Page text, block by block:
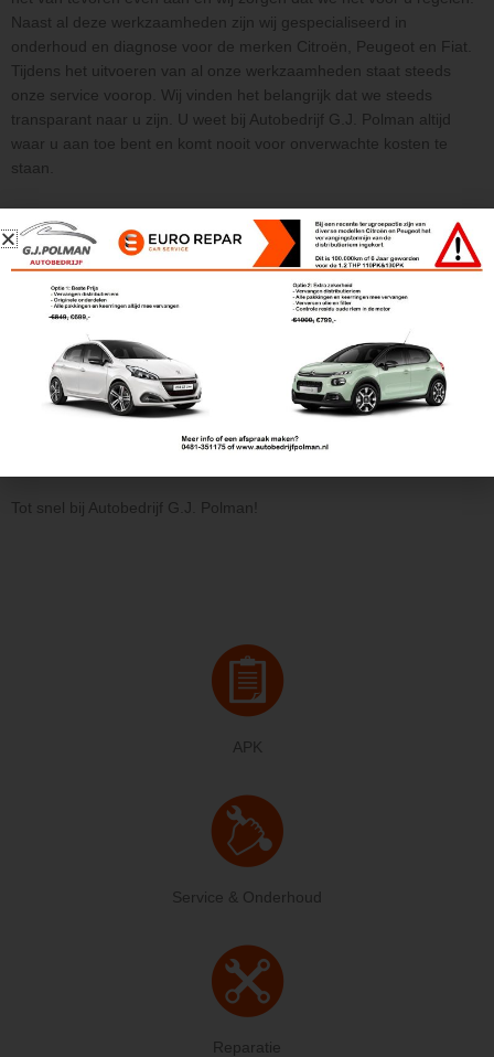
Naast al deze werkzaamheden zijn wij gespecialiseerd in
onderhoud en diagnose voor de merken Citroën, Peugeot en Fiat.
Tijdens het uitvoeren van al onze werkzaamheden staat steeds
onze service voorop. Wij vinden het belangrijk dat we steeds
transparant naar u zijn. U weet bij Autobedrijf G.J. Polman altijd
waar u aan toe bent en komt nooit voor onverwachte kosten te
staan.
De eigenaar van Garagebedrijf G.J. Polman is Gert-Jan, die in
2007 de garage overnam van zijn vader. Gert-Jan zorgt voor de in-
en verkoop in het bedrijf, maar is ook regelmatig in zijn overall in de
werkplaats te vinden.
In de werkplaats werkt hij samen met Roy en Lejon. Roy is
technisch specialist, verricht APK keuringen en heeft zeer veel
ervaring met Citroën. Lejon is eveneens technisch specialist en is
daarnaast 1e technicus van PSA en voert ook APK keuringen uit.
Tot slot kun je binnen ons bedrijf Gerrit nog tegenkomen, die alle
Tot snel bij Autobedrijf G.J. Polman!
APK
Service & Onderhoud
Reparatie